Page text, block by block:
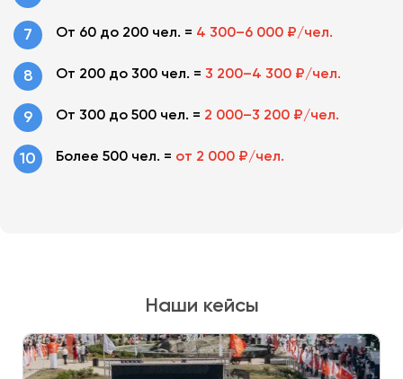
От 60 до 200 чел. = 4 300–6 000 ₽/чел.
От 200 до 300 чел. = 3 200–4 300 ₽/чел.
От 300 до 500 чел. = 2 000–3 200 ₽/чел.
Более 500 чел. = от 2 000 ₽/чел.
Наши кейсы